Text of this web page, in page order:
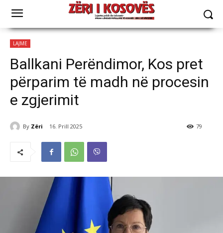
LAJME
Ballkani Perëndimor, Kos pret
përparim të madh në procesin
e zgjerimit
By Zëri 16. Prill 2025 79